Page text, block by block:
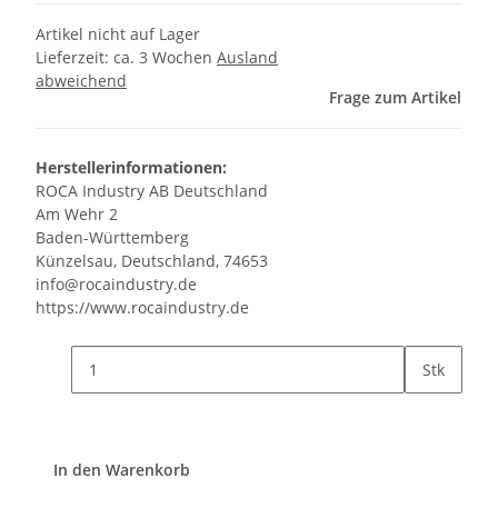
Artikel nicht auf Lager
Lieferzeit: ca. 3 Wochen Ausland
abweichend
Frage zum Artikel
Herstellerinformationen:
ROCA Industry AB Deutschland
Am Wehr 2
Baden-Württemberg
Künzelsau, Deutschland, 74653
info@rocaindustry.de
https://www.rocaindustry.de
Stk
In den Warenkorb